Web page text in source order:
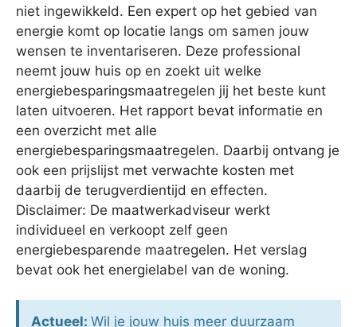
niet ingewikkeld. Een expert op het gebied van
energie komt op locatie langs om samen jouw
wensen te inventariseren. Deze professional
neemt jouw huis op en zoekt uit welke
energiebesparingsmaatregelen jij het beste kunt
laten uitvoeren. Het rapport bevat informatie en
een overzicht met alle
energiebesparingsmaatregelen. Daarbij ontvang je
ook een prijslijst met verwachte kosten met
daarbij de terugverdientijd en effecten.
Disclaimer: De maatwerkadviseur werkt
individueel en verkoopt zelf geen
energiebesparende maatregelen. Het verslag
bevat ook het energielabel van de woning.
Actueel: Wil je jouw huis meer duurzaam